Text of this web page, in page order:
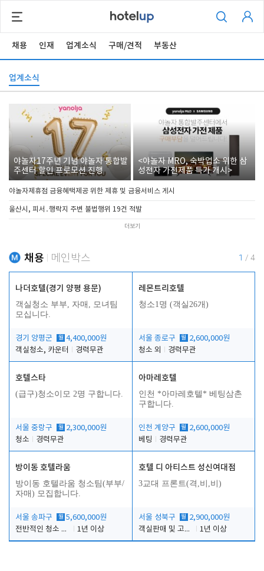
채용 인재 업계소식 구매/견적 부동산
업계소식
야놀자17주년 기념 야놀자 통합발
주센터 할인 프로모션 진행
<야놀자 MRO, 숙박업소 위한 삼
성전자 가전제품 특가 개시>
야놀자제휴점 금융혜택제공 위한 제휴 및 금융서비스 게시
울산시, 피서․행락지 주변 불법행위 19건 적발
더보기
채용 메인박스 1 / 4
나더호텔(경기 양평 용문)
객실청소 부부, 자매, 모녀팀
모십니다.
경기 양평군 월 4,400,000원
객실청소, 카운터
경력무관
레몬트리호텔
청소1명 (객실26개)
서울 종로구 월 2,600,000원
청소 외
경력무관
호텔스타
(급구)청소이모 2명 구합니다.
서울 중랑구 월 2,300,000원
청소
경력무관
아마레호텔
인천 *아마레호텔* 베팅삼촌
구합니다.
인천 계양구 월 2,600,000원
베팅
경력무관
방이동 호텔라움
방이동 호텔라움 청소팀(부부/
자매) 모집합니다.
서울 송파구 월 5,600,000원
전반적인 청소 업무(객실청소.객실정리)
1년 이상
호텔 디 아티스트 성신여대점
3교대 프론트(격,비,비)
서울 성북구 월 2,900,000원
객실판매 및 고객응대
1년 이상